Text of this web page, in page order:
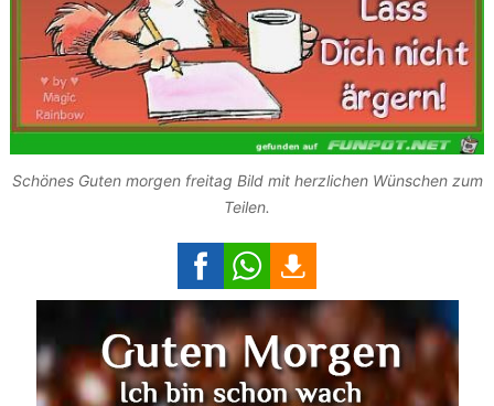
Schönes Guten morgen freitag Bild mit herzlichen Wünschen zum
Teilen.